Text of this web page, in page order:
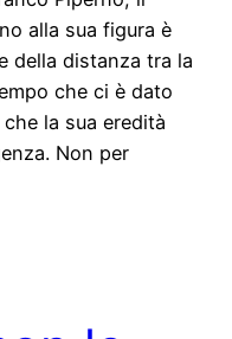
alla sua figura è
della distanza tra la
che ci è dato
la sua eredità
Non per